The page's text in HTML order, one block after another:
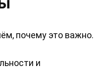
почему это важно.
и